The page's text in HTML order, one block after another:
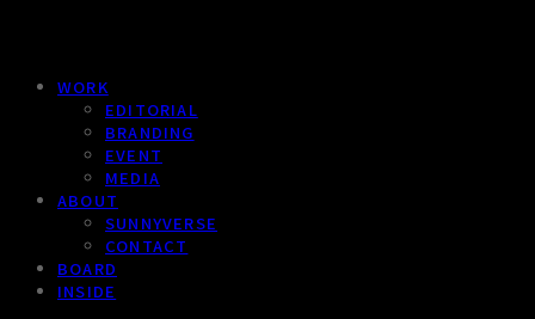
WORK
EDITORIAL
BRANDING
EVENT
MEDIA
ABOUT
SUNNYVERSE
CONTACT
BOARD
INSIDE